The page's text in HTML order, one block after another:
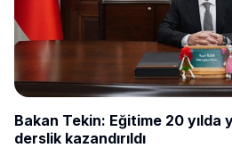
Bakan Tekin: Eğitime 20 yılda
derslik kazandırıldı